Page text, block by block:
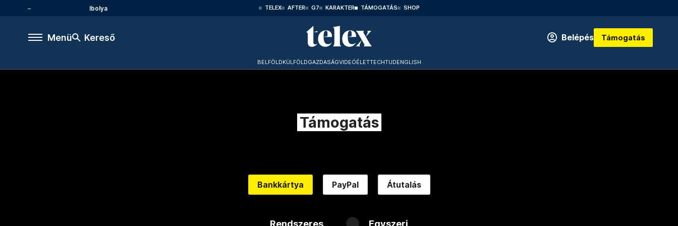
Ibolya TELEX AFTER G7 KARAKTER TÁMOGATÁS SHOP
Menü Kereső Belépés Támogatás
BELFÖLDKÜLFÖLDGAZDASÁGVIDEÓÉLETTECHTUDENGLISH
Támogatás
Bankkártya PayPal Átutalás
Rendszeres Egyszeri